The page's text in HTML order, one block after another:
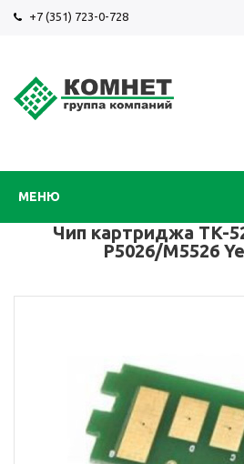
+7 (351) 723-0-728
МЕНЮ
Чип картриджа TK-
P5026/M5526